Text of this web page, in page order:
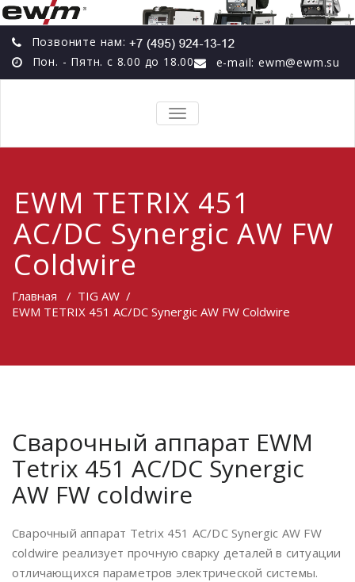
Позвоните нам:
Пон. - Пятн. с 8.00 до 18.00
e-mail: ewm@ewm.su
TOGGLE
EWM TETRIX 451
AC/DC Synergic AW FW
Coldwire
Главная / TIG AW /
EWM TETRIX 451 AC/DC Synergic AW FW Coldwire
Сварочный аппарат EWM
Tetrix 451 AC/DC Synergic
AW FW coldwire
Сварочный аппарат Tetrix 451 AC/DC Synergic AW FW
coldwire реализует прочную сварку деталей в ситуации
отличающихся параметров электрической системы.